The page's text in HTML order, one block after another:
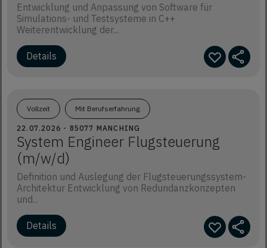
Entwicklung und Anpassung von Software für
Simulations- und Testsysteme in C++
Weiterentwicklung der...
Vollzeit Mit Berufserfahrung
22.07.2026 - 85077 MANCHING
System Engineer Flugsteuerung
(m/w/d)
Definition und Auslegung der Flugsteuerungssystem-
Architektur Entwicklung von Redundanzkonzepten
und...